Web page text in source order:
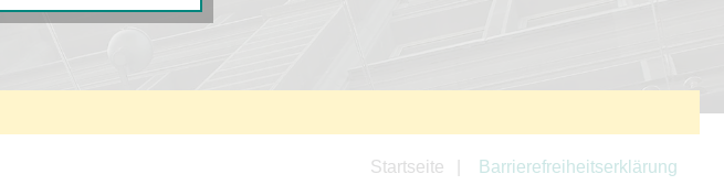
Startseite Barrierefreiheitserklärung